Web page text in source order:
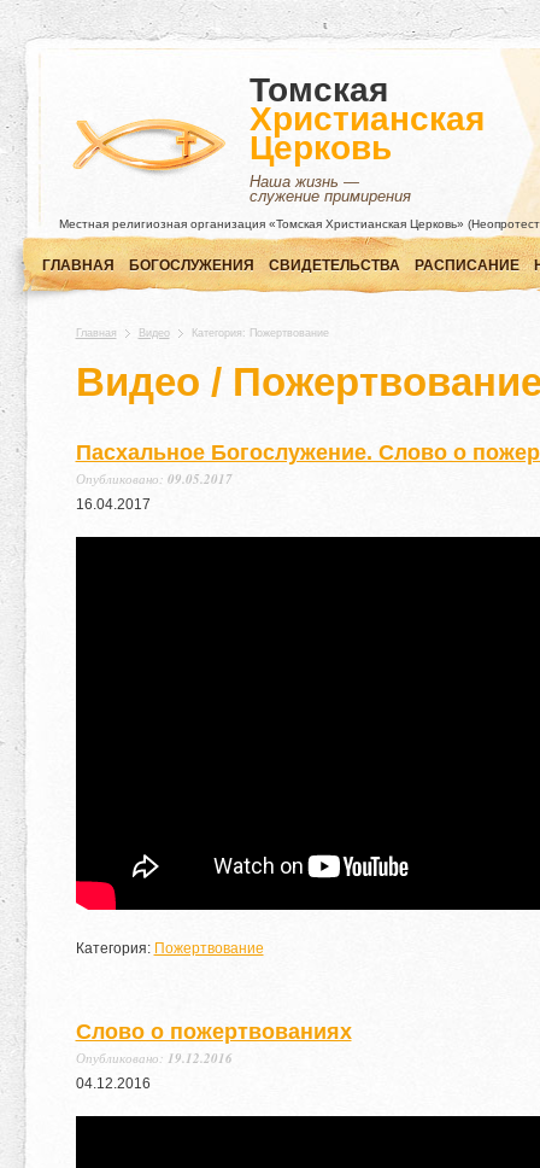
Томская
Христианская
Церковь
Наша жизнь —
служение примирения
Местная религиозная организация «Томская Христианская Церковь»
ГЛАВНАЯ БОГОСЛУЖЕНИЯ СВИДЕТЕЛЬСТВА РАСПИСАНИЕ
Главная Видео Категория: Пожертвование
Видео /
Пасхальное Богослужение. Слово о
Опубликовано: 09.05.2017
16.04.2017
Категория: Пожертвование
Слово о пожертвованиях
Опубликовано: 19.12.2016
04.12.2016